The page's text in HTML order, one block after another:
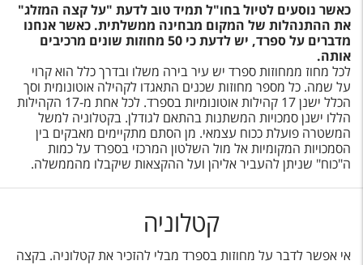
עקבו אחרינו
כאשר נוסעים לטיול בחו"ל תמיד טוב לדעת "על קצה המזלג"
את ההתנהלות של המקום מבחינה ממשלתית. כאשר אנחנו
מדברים על ספרד, יש לדעת כי 50 מחוזות שונים מרכיבים
אותה.
לכל מחוז ממחוזות ספרד יש עיר בירה משלו ובדרך כלל הוא קרוי
על שמה. כל מספר מחוזות שכנים התאגדו לקהילה אוטונומית וסך
הכלל ישנן 17 קהילות אוטונומיות בספרד. לכל אחת מ-17 הקהילות
הללו ישנן סמכויות המשתנות בהתאם לגודלן. בקטלוניה למשל
המשטרה פועלת ככוח עצמאי. מן הסתם מתקיימים מאבקים בין
הסמכויות המקומיות אל מול השלטון המרכזי בספרד על כמות
ה"כוח" שניתן להעביר אליהן ועל ההקצאות שיקבלו מהממשלה.
קטלוניה
אי אפשר לדבר על מחוזות בספרד מבלי להזכיר את קטלוניה. בקצה